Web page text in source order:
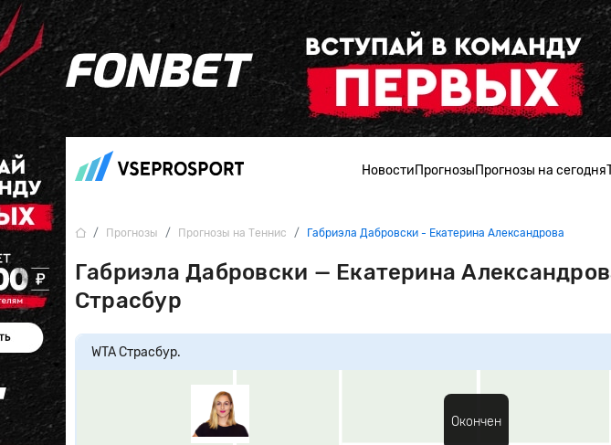
НовостиПрогнозыПрогнозы на сегодня
Габриэла Дабровски — Екатерина
Страсбур
Прогнозы Прогнозы на Теннис Габриэла Дабровски - Екатерина Александрова
WTA Страсбур.
Окончен